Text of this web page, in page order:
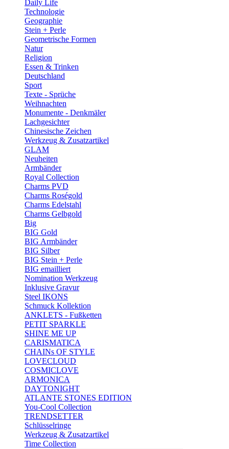
Daily Life
Technologie
Geographie
Stein + Perle
Geometrische Formen
Natur
Religion
Essen & Trinken
Deutschland
Sport
Texte - Sprüche
Weihnachten
Monumente - Denkmäler
Lachgesichter
Chinesische Zeichen
Werkzeug & Zusatzartikel
GLAM
Neuheiten
Armbänder
Royal Collection
Charms PVD
Charms Roségold
Charms Edelstahl
Charms Gelbgold
Big
BIG Gold
BIG Armbänder
BIG Silber
BIG Stein + Perle
BIG emailliert
Nomination Werkzeug
Inklusive Gravur
Steel IKONS
Schmuck Kollektion
ANKLETS - Fußketten
PETIT SPARKLE
SHINE ME UP
CARISMATICA
CHAINs OF STYLE
LOVECLOUD
COSMICLOVE
ARMONICA
DAYTONIGHT
ATLANTE STONES EDITION
You-Cool Collection
TRENDSETTER
Schlüsselringe
Werkzeug & Zusatzartikel
Time Collection